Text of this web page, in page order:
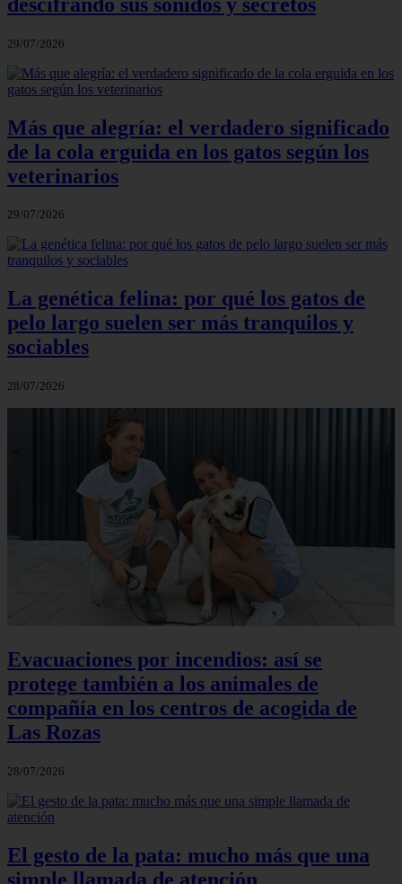
29/07/2026
Más que alegría: el verdadero significado
de la cola erguida en los gatos según los
veterinarios
29/07/2026
La genética felina: por qué los gatos de
pelo largo suelen ser más tranquilos y
sociables
28/07/2026
Evacuaciones por incendios: así se
protege también a los animales de
compañía en los centros de acogida de
Las Rozas
28/07/2026
El gesto de la pata: mucho más que una